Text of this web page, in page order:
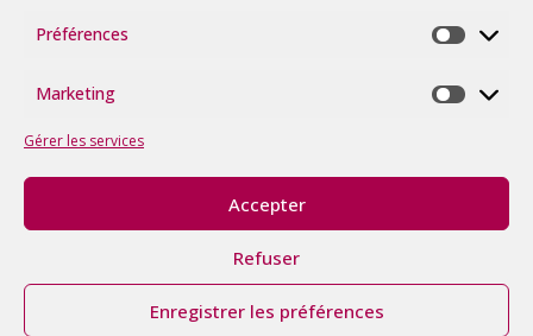
Préférences
Marketing
Gérer les services
Accepter
Refuser
Enregistrer les préférences
tous
réservés.
with ♥
itk|
Légales
|
Politique
de
Cookies
Avec le soutien de la
Région Occitanie